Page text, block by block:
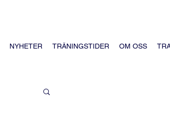
NYHETER TRÄNINGSTIDER OM OSS